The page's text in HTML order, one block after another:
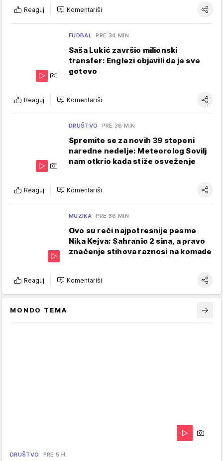
Reaguj Komentariši
FUDBAL PRE 34 MIN
Saša Lukić završio milionski
transfer: Englezi objavili da je sve
gotovo
Reaguj Komentariši
DRUŠTVO PRE 36 MIN
Spremite se za novih 39 stepeni
naredne nedelje: Meteorolog Sovilj
nam otkrio kada stiže osveženje
Reaguj Komentariši
MUZIKA PRE 36 MIN
Ovo su reči najpotresnije pesme
Nika Kejva: Sahranio 2 sina, a pravo
značenje stihova raznosi na komade
Reaguj Komentariši
MONDO TEMA
DRUŠTVO PRE 5 H